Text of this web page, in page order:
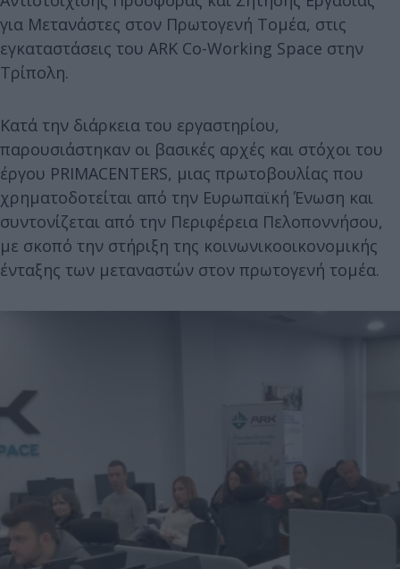
για Μετανάστες στον Πρωτογενή Τομέα, στις
εγκαταστάσεις του ARK Co-Working Space στην
Τρίπολη.
Κατά την διάρκεια του εργαστηρίου,
παρουσιάστηκαν οι βασικές αρχές και στόχοι του
έργου PRIMACENTERS, μιας πρωτοβουλίας που
χρηματοδοτείται από την Ευρωπαϊκή Ένωση και
συντονίζεται από την Περιφέρεια Πελοποννήσου,
με σκοπό την στήριξη της κοινωνικοοικονομικής
ένταξης των μεταναστών στον πρωτογενή τομέα.